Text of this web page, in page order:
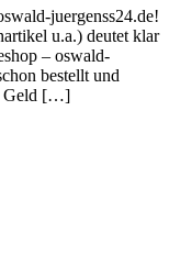
juergenss24.de!
u.a.) deutet klar
– oswald-
bestellt und
Geld […]